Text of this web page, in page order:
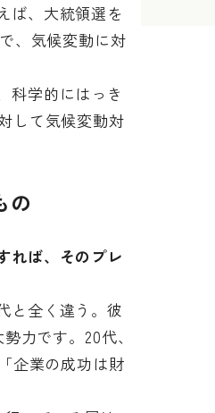
ば、大統領選を
、気候変動に対
科学的にはっき
して気候変動対
の
れば、そのプレ
と全く違う。彼
力です。20代、
企業の成功は財